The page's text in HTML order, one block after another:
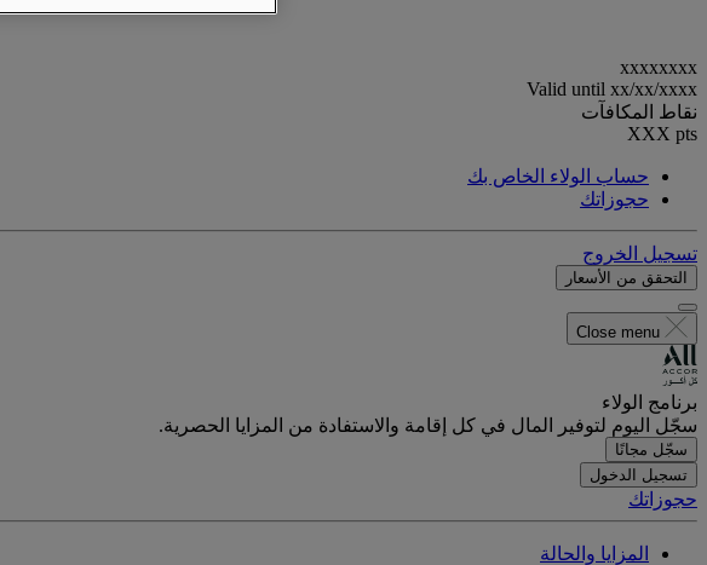
xxxxxxxx
Valid until xx/xx/xxxx
نقاط المكافآت
XXX pts
حساب الولاء الخاص بك
حجوزاتك
تسجيل الخروج
التحقق من الأسعار
Close menu
برنامج الولاء
سجّل اليوم لتوفير المال في كل إقامة والاستفادة من المزايا الحصرية.
سجّل مجانًا
تسجيل الدخول
حجوزاتك
المزايا والحالة